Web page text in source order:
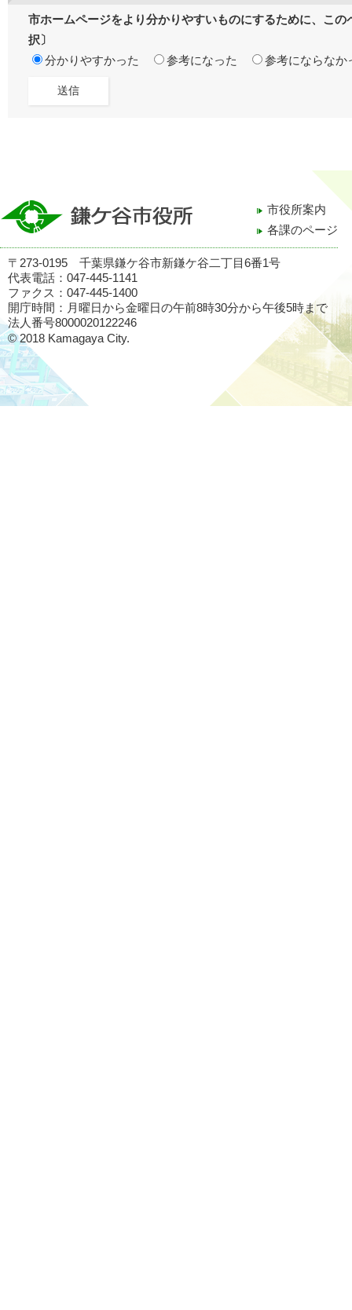
市ホームページをより分かりやすいものにするために、こ
択〕
分かりやすかった
参考になった 参考にならなか
市役所案内
各課のページ
〒273-0195 千葉県鎌ケ谷市新鎌ケ谷二丁目6番1号
代表電話：047-445-1141
ファクス：047-445-1400
開庁時間：月曜日から金曜日の午前8時30分から午後5時まで
法人番号8000020122246
© 2018 Kamagaya City.